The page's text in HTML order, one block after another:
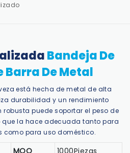
Bandeja De
Barra De Metal
está hecha de metal de alta
durabilidad y un rendimiento
puede soportar el peso de
que la hace adecuada tanto para
como para uso doméstico.